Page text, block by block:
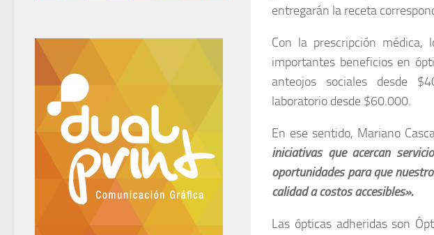
entregarán la receta
Con la prescripción médica,
importantes beneficios en
anteojos sociales desde
laboratorio desde $60.000.
En ese sentido, Mariano
iniciativas que acercan
oportunidades para que
calidad a costos accesibles».
Las ópticas adheridas son